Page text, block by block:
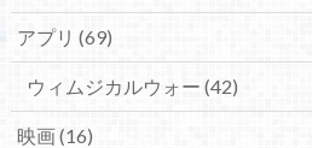
アプリ (69)
ウィムジカルウォー (42)
映画(16)